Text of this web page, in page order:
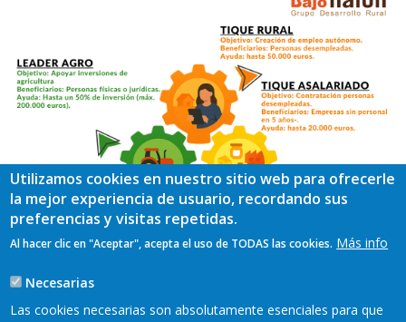
Utilizamos cookies en nuestro sitio web para ofrecerle
la mejor experiencia de usuario, recordando sus
preferencias y visitas repetidas.
Al hacer clic en "Aceptar", acepta el uso de TODAS las cookies. Más info
Necesarias
Las cookies necesarias son absolutamente esenciales para que